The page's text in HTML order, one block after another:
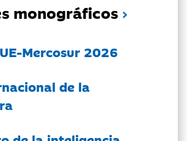
monográficos
Mercosur 2026
de la